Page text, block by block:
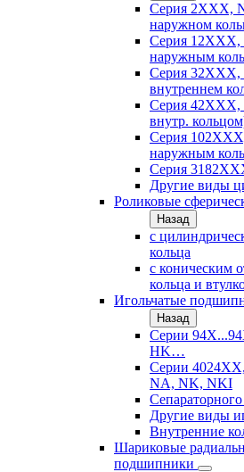
Серия 2ХХХ,
наружном
Серия 12ХХХ,
наружным
Серия 32ХХХ,
внутреннем
Серия 42ХХХ,
внутр.
Серия
наружным
Серия
Другие виды
Роликовые
Назад
с
кольца
с коническим
кольца и
Игольчатые
Назад
Серии
HK…
Серии
NA, NK, NKI
Другие виды
Внутренние
Шариковые
подшипники